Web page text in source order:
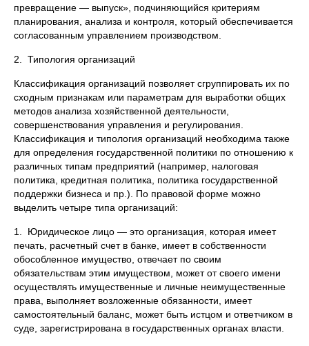
превращение — выпуск», подчиняющийся критериям
планирования, анализа и контроля, который обеспечивается
согласованным управлением производством.
2. Типология организаций
Классификация организаций позволяет сгруппировать их по
сходным признакам или параметрам для выработки общих
методов анализа хозяйственной деятельности,
совершенствования управления и регулирования.
Классификация и типология организаций необходима также
для определения государственной политики по отношению к
различных типам предприятий (например, налоговая
политика, кредитная политика, политика государственной
поддержки бизнеса и пр.). По правовой форме можно
выделить четыре типа организаций:
1. Юридическое лицо — это организация, которая имеет
печать, расчетный счет в банке, имеет в собственности
обособленное имущество, отвечает по своим
обязательствам этим имуществом, может от своего имени
осуществлять имущественные и личные неимущественные
права, выполняет возложенные обязанности, имеет
самостоятельный баланс, может быть истцом и ответчиком в
суде, зарегистрирована в государственных органах власти.